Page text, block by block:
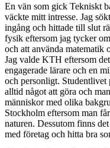
En vän som gick Tekniskt
väckte mitt intresse. Jag
ingång och hittade till slut
fysik eftersom jag tycker
och att använda
Jag valde KTH eftersom
engagerade lärare och en
och personligt.
alltid något att göra och
människor med olika
Stockholm eftersom man
naturen. Dessutom finns
med företag och hitta bra